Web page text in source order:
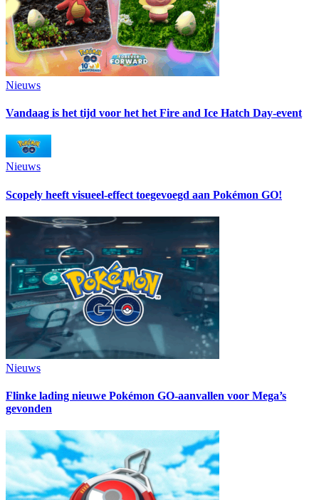
Nieuws
Vandaag is het tijd voor het het Fire and Ice Hatch Day-event
Nieuws
Scopely heeft visueel-effect toegevoegd aan Pokémon GO!
Nieuws
Flinke lading nieuwe Pokémon GO-aanvallen voor Mega’s
gevonden